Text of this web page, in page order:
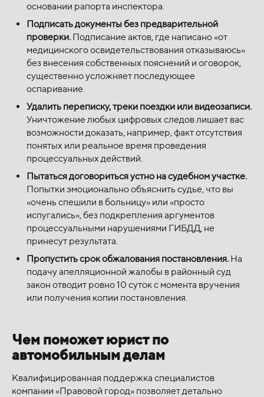
основании рапорта инспектора.
Подписать документы без предварительной
проверки. Подписание актов, где написано «от
медицинского освидетельствования отказываюсь»
без внесения собственных пояснений и оговорок,
существенно усложняет последующее
оспаривание.
Удалить переписку, треки поездки или видеозаписи.
Уничтожение любых цифровых следов лишает вас
возможности доказать, например, факт отсутствия
понятых или реальное время проведения
процессуальных действий.
Пытаться договориться устно на судебном участке.
Попытки эмоционально объяснить судье, что вы
«очень спешили в больницу» или «просто
испугались», без подкрепления аргументов
процессуальными нарушениями ГИБДД, не
принесут результата.
Пропустить срок обжалования постановления. На
подачу апелляционной жалобы в районный суд
закон отводит ровно 10 суток с момента вручения
или получения копии постановления.
Чем поможет юрист по
автомобильным делам
Квалифицированная поддержка специалистов
компании «Правовой город» позволяет детально